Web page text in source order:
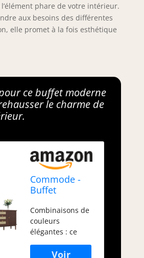
phare de votre intérieur.
aux besoins des différentes
elle promet à la fois esthétique
ce buffet moderne
le charme de
Commode -
Buffet
rotin - Armoire
multifonction
avec 3 tiroirs
et double
porte
Combinaisons de
couleurs
élégantes : ce
belles portes en